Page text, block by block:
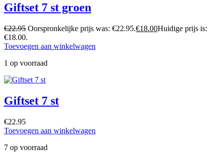
Giftset 7 st groen
€22.95 Oorspronkelijke prijs was: €22.95.€18.00Huidige prijs is:
€18.00.
Toevoegen aan winkelwagen
1 op voorraad
Giftset 7 st
€22.95
Toevoegen aan winkelwagen
7 op voorraad